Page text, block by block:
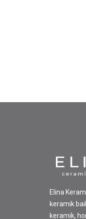
Elina
keramik
keramik,